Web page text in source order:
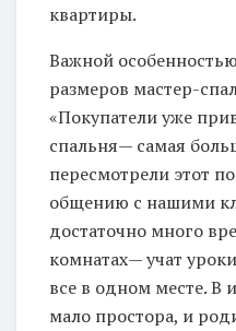
квартиры.
Важной
размеров мастер-
«Покупатели уже
спальня— самая
пересмотрели этот
общению с нашими
достаточно много
комнатах— учат
все в одном месте. В
мало простора, и